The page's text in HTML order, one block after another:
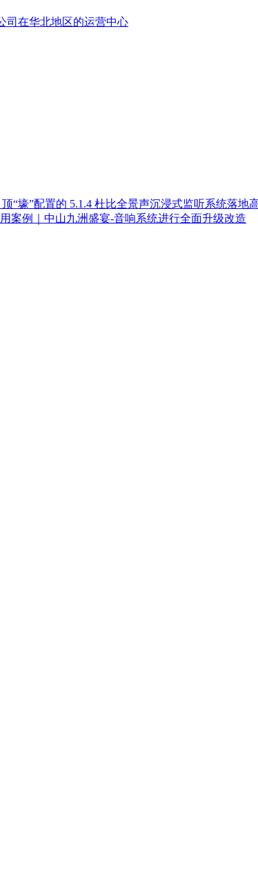
司在华北地区的运营中心
顶“壕”配置的 5.1.4 杜比全景声沉浸式监听系统落地
用案例｜中山九洲盛宴-音响系统进行全面升级改造